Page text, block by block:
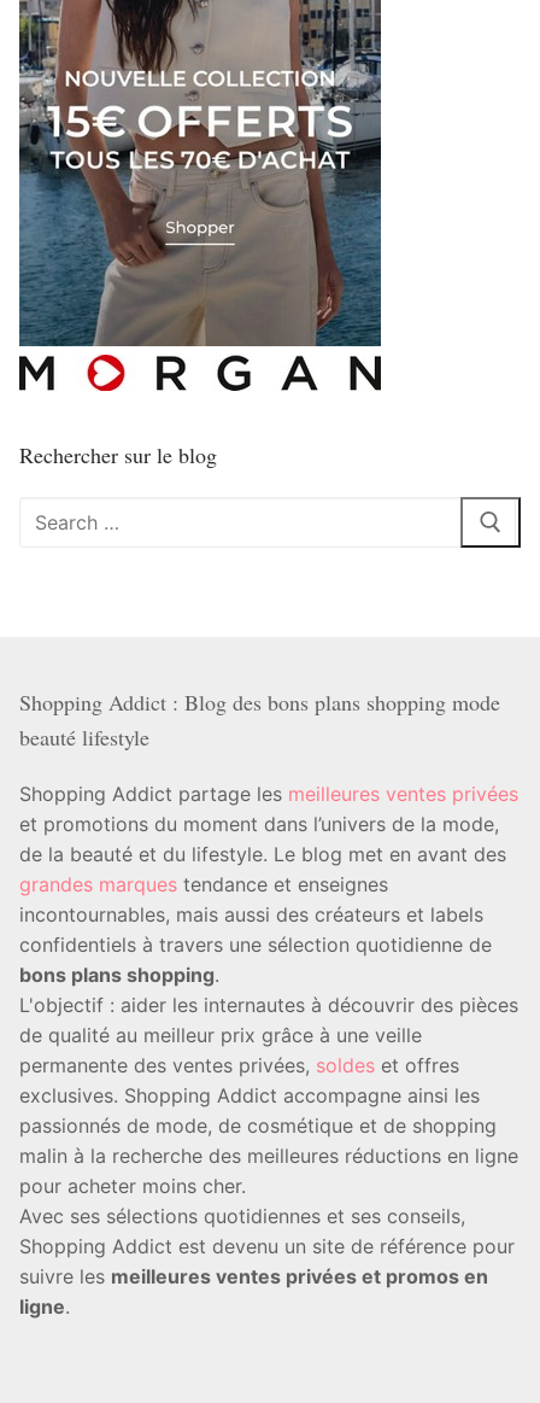
Rechercher sur le blog
Rechercher
Shopping Addict : Blog des bons plans shopping mode
beauté lifestyle
Shopping Addict partage les meilleures ventes privées
et promotions du moment dans l’univers de la mode,
de la beauté et du lifestyle. Le blog met en avant des
grandes marques tendance et enseignes
incontournables, mais aussi des créateurs et labels
confidentiels à travers une sélection quotidienne de
bons plans shopping.
L'objectif : aider les internautes à découvrir des pièces
de qualité au meilleur prix grâce à une veille
permanente des ventes privées, soldes et offres
exclusives. Shopping Addict accompagne ainsi les
passionnés de mode, de cosmétique et de shopping
malin à la recherche des meilleures réductions en ligne
pour acheter moins cher.
Avec ses sélections quotidiennes et ses conseils,
Shopping Addict est devenu un site de référence pour
suivre les meilleures ventes privées et promos en
ligne.